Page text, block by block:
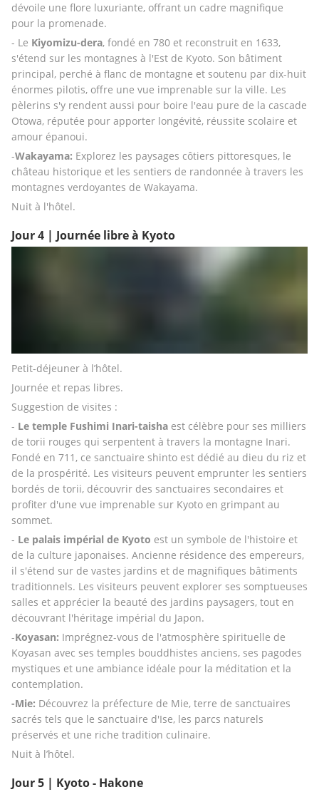
dévoile une flore luxuriante, offrant un cadre magnifique
pour la promenade.
- Le Kiyomizu-dera, fondé en 780 et reconstruit en 1633,
s'étend sur les montagnes à l'Est de Kyoto. Son bâtiment
principal, perché à flanc de montagne et soutenu par dix-huit
énormes pilotis, offre une vue imprenable sur la ville. Les
pèlerins s'y rendent aussi pour boire l'eau pure de la cascade
Otowa, réputée pour apporter longévité, réussite scolaire et
amour épanoui.
-Wakayama: Explorez les paysages côtiers pittoresques, le
château historique et les sentiers de randonnée à travers les
montagnes verdoyantes de Wakayama.
Nuit à l'hôtel.
Jour 4 | Journée libre à Kyoto
Petit-déjeuner à l’hôtel.
Journée et repas libres.
Suggestion de visites :
- Le temple Fushimi Inari-taisha est célèbre pour ses milliers
de torii rouges qui serpentent à travers la montagne Inari.
Fondé en 711, ce sanctuaire shinto est dédié au dieu du riz et
de la prospérité. Les visiteurs peuvent emprunter les sentiers
bordés de torii, découvrir des sanctuaires secondaires et
profiter d'une vue imprenable sur Kyoto en grimpant au
sommet.
- Le palais impérial de Kyoto est un symbole de l'histoire et
de la culture japonaises. Ancienne résidence des empereurs,
il s'étend sur de vastes jardins et de magnifiques bâtiments
traditionnels. Les visiteurs peuvent explorer ses somptueuses
salles et apprécier la beauté des jardins paysagers, tout en
découvrant l'héritage impérial du Japon.
-Koyasan: Imprégnez-vous de l'atmosphère spirituelle de
Koyasan avec ses temples bouddhistes anciens, ses pagodes
mystiques et une ambiance idéale pour la méditation et la
contemplation.
-Mie: Découvrez la préfecture de Mie, terre de sanctuaires
sacrés tels que le sanctuaire d'Ise, les parcs naturels
préservés et une riche tradition culinaire.
Nuit à l’hôtel.
Jour 5 | Kyoto - Hakone